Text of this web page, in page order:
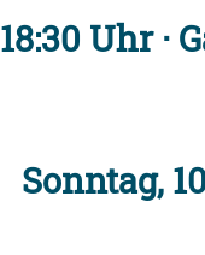
18:30 Uhr ·
Sonntag,